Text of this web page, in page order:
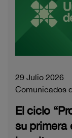
29 Julio 2026
Comunicados
El ciclo
su primera